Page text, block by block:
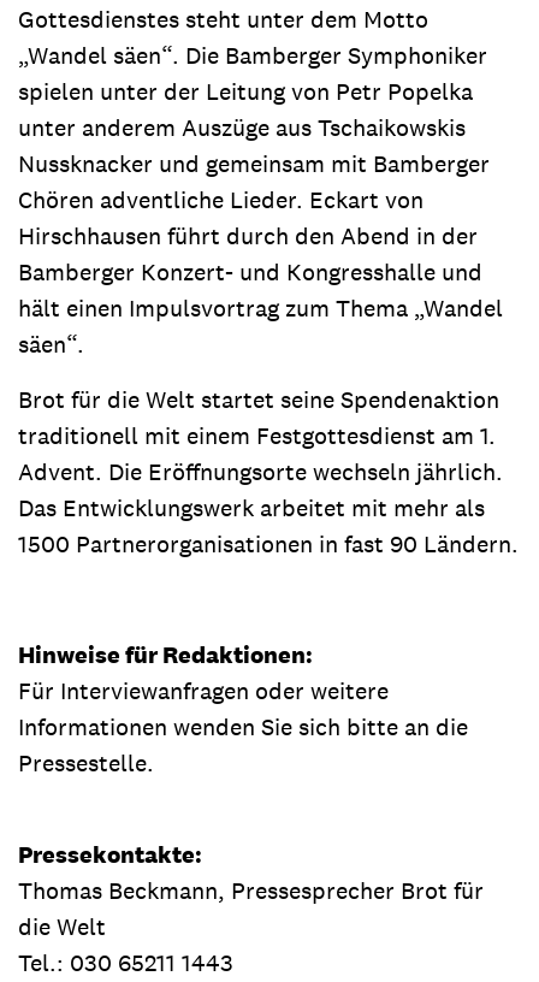
Gottesdienstes steht unter dem Motto
„Wandel säen“. Die Bamberger Symphoniker
spielen unter der Leitung von Petr Popelka
unter anderem Auszüge aus Tschaikowskis
Nussknacker und gemeinsam mit Bamberger
Chören adventliche Lieder. Eckart von
Hirschhausen führt durch den Abend in der
Bamberger Konzert- und Kongresshalle und
hält einen Impulsvortrag zum Thema „Wandel
säen“.
Brot für die Welt startet seine Spendenaktion
traditionell mit einem Festgottesdienst am 1.
Advent. Die Eröffnungsorte wechseln jährlich.
Das Entwicklungswerk arbeitet mit mehr als
1500 Partnerorganisationen in fast 90 Ländern.
Hinweise für Redaktionen:
Für Interviewanfragen oder weitere
Informationen wenden Sie sich bitte an die
Pressestelle.
Pressekontakte:
Thomas Beckmann, Pressesprecher Brot für
die Welt
Tel.: 030 65211 1443